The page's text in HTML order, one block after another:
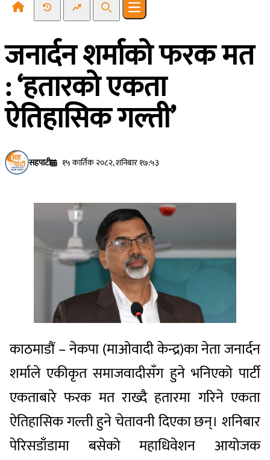
Recent NewsTrending News
SearchOpen main menu
जनार्दन शर्माको फरक मत
: ‘हतारको एकता
ऐतिहासिक गल्ती’
सहपाटी १५ कार्तिक २०८२, शनिबार १७:५३
काठमाडौं – नेकपा (माओवादी केन्द्र)का नेता जनार्दन
शर्माले एकीकृत समाजवादीसँग हुने भनिएको पार्टी
एकताबारे फरक मत राख्दै हतारमा गरिने एकता
ऐतिहासिक गल्ती हुने चेतावनी दिएका छन्। शनिबार
पेरिसडाँडामा बसेको महाधिवेशन आयोजक